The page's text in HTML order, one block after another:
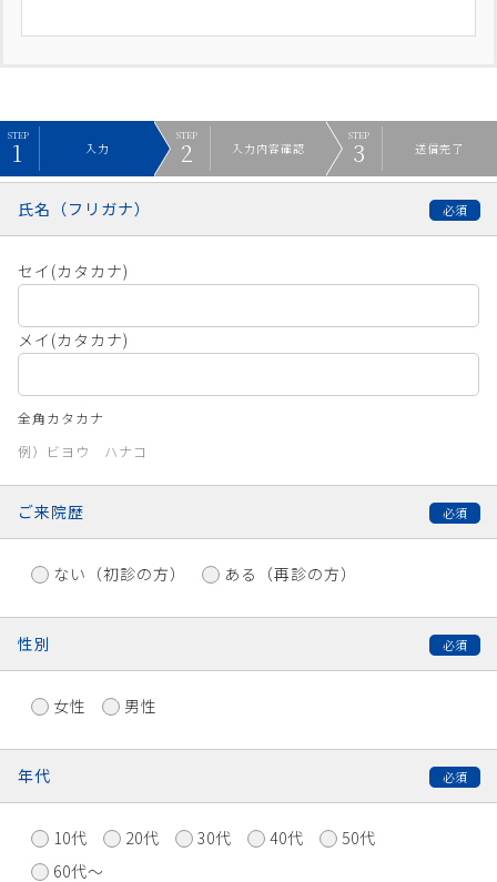
入力 入力内容確認 送信完了
氏名（フリガナ）
セイ(カタカナ)
メイ(カタカナ)
全角カタカナ
例）ビヨウ ハナコ
ご来院歴
ない（初診の方） ある（再診の方）
性別
女性 男性
年代
10代 20代 30代 40代
50代
60代〜